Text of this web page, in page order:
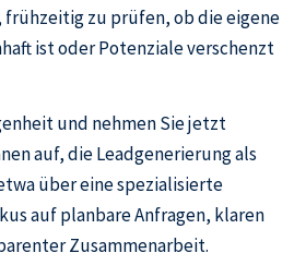
frühzeitig zu prüfen, ob die eigene
ist oder Potenziale verschenzt
und nehmen Sie jetzt
auf, die Leadgenerierung als
über eine spezialisierte
auf planbare Anfragen, klaren
Zusammenarbeit.